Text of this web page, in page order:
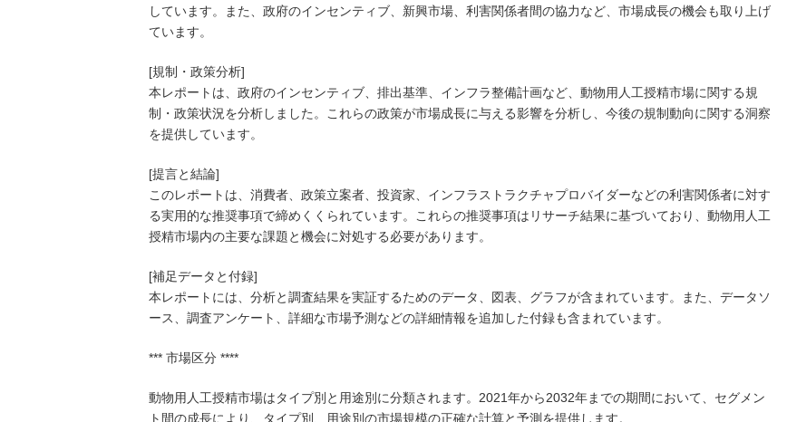
しています。また、政府のインセンティブ、新興市場、利害関係者間の協力など、市場成長の機会も取り上げ
ています。
[規制・政策分析]
本レポートは、政府のインセンティブ、排出基準、インフラ整備計画など、動物用人工授精市場に関する規
制・政策状況を分析しました。これらの政策が市場成長に与える影響を分析し、今後の規制動向に関する洞察
を提供しています。
[提言と結論]
このレポートは、消費者、政策立案者、投資家、インフラストラクチャプロバイダーなどの利害関係者に対す
る実用的な推奨事項で締めくくられています。これらの推奨事項はリサーチ結果に基づいており、動物用人工
授精市場内の主要な課題と機会に対処する必要があります。
[補足データと付録]
本レポートには、分析と調査結果を実証するためのデータ、図表、グラフが含まれています。また、データソ
ース、調査アンケート、詳細な市場予測などの詳細情報を追加した付録も含まれています。
*** 市場区分 ****
動物用人工授精市場はタイプ別と用途別に分類されます。2021年から2032年までの期間において、セグメン
ト間の成長により、タイプ別、用途別の市場規模の正確な計算と予測を提供します。